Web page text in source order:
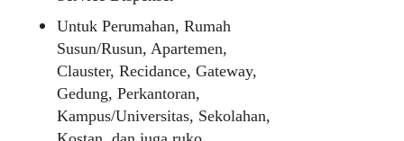
Untuk Perumahan, Rumah
Susun/Rusun, Apartemen,
Clauster, Recidance, Gateway,
Gedung, Perkantoran,
Kampus/Universitas, Sekolahan,